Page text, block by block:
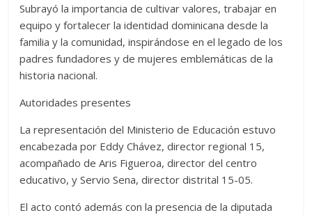
Subrayó la importancia de cultivar valores, trabajar en
equipo y fortalecer la identidad dominicana desde la
familia y la comunidad, inspirándose en el legado de los
padres fundadores y de mujeres emblemáticas de la
historia nacional.
Autoridades presentes
La representación del Ministerio de Educación estuvo
encabezada por Eddy Chávez, director regional 15,
acompañado de Aris Figueroa, director del centro
educativo, y Servio Sena, director distrital 15-05.
El acto contó además con la presencia de la diputada